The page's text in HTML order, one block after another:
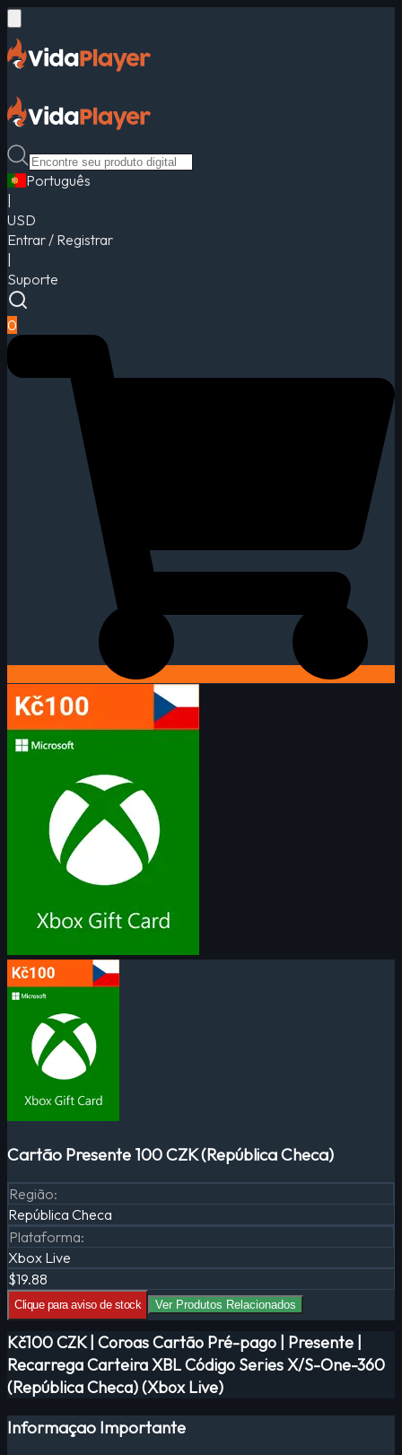
Português
USD
Entrar / Registrar
Suporte
0
Cartão Presente 100 CZK (República Checa)
Região:
República Checa
Plataforma:
Xbox Live
$19.88
Clique para aviso de stock Ver Produtos Relacionados
Kč100 CZK | Coroas Cartão Pré-pago | Presente |
Recarrega Carteira XBL Código Series X/S-One-360
(República Checa) (Xbox Live)
Informaçao Importante